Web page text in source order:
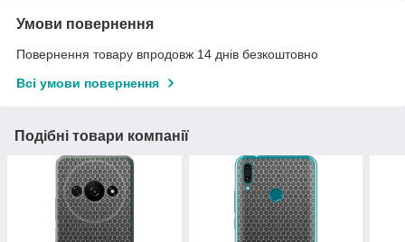
Умови повернення
Повернення товару впродовж 14 днів безкоштовно
Всі умови повернення
Подібні товари компанії